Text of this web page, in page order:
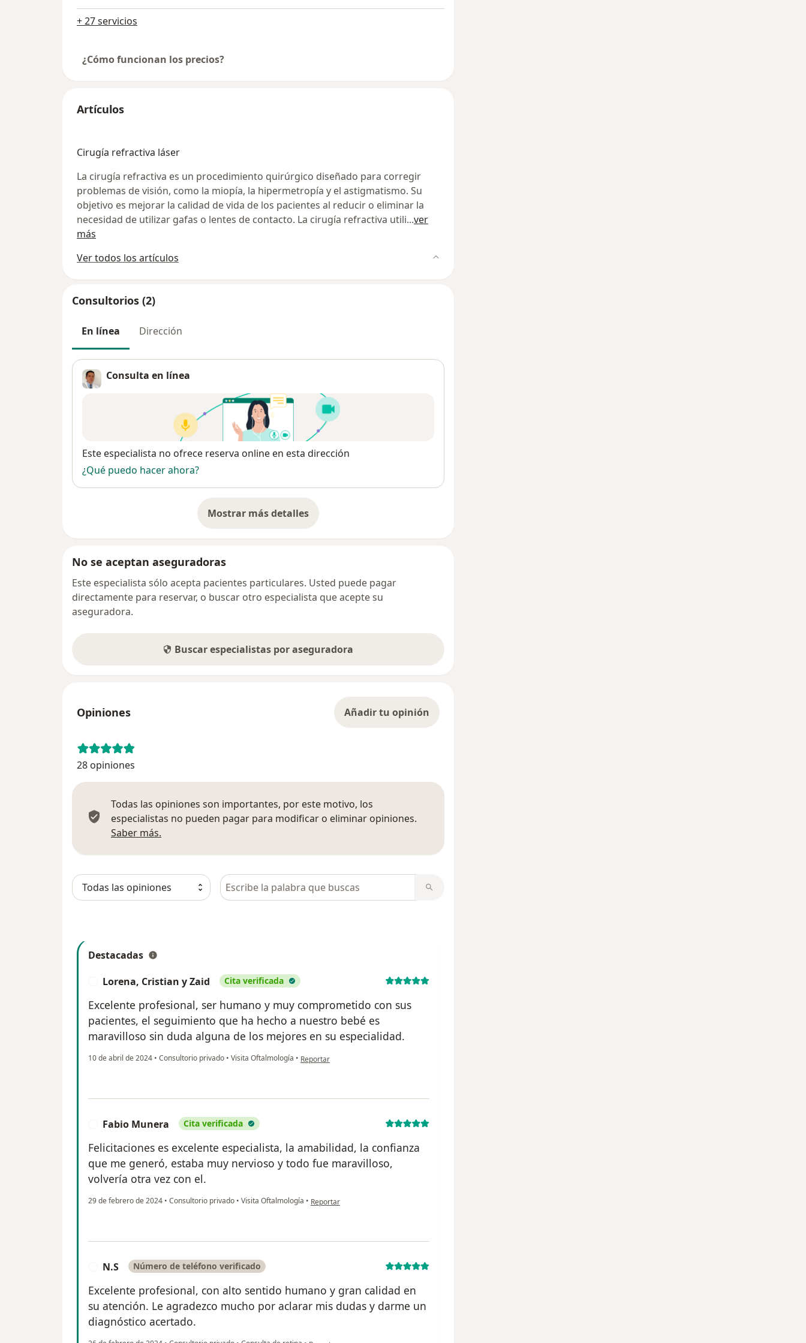
+ 27 servicios
¿Cómo funcionan los precios?
Artículos
Cirugía refractiva láser
La cirugía refractiva es un procedimiento quirúrgico diseñado para corregir
problemas de visión, como la miopía, la hipermetropía y el astigmatismo. Su
objetivo es mejorar la calidad de vida de los pacientes al reducir o eliminar la
necesidad de utilizar gafas o lentes de contacto. La cirugía refractiva utili...ver
más
Ver todos los artículos
Consultorios (2)
En línea Dirección
Consulta en línea
Disponibilidad
Este especialista no ofrece reserva online en esta dirección
¿Qué puedo hacer ahora?
Mostrar más detalles
sobre la dirección
No se aceptan aseguradoras
Este especialista sólo acepta pacientes particulares. Usted puede pagar
directamente para reservar, o buscar otro especialista que acepte su
aseguradora.
Buscar especialistas por aseguradora
Opiniones Añadir tu opinión
28 opiniones
Todas las opiniones son importantes, por este motivo, los
especialistas no pueden pagar para modificar o eliminar opiniones.
Saber más.
Busca en opiniones
Destacadas
Lorena, Cristian y Zaid Cita verificada
Excelente profesional, ser humano y muy comprometido con sus
pacientes, el seguimiento que ha hecho a nuestro bebé es
maravilloso sin duda alguna de los mejores en su especialidad.
10 de abril de 2024 • Consultorio privado • Visita Oftalmología • en opinión del usuario Lorena, Cristian y Zaid
Reportar
Fabio Munera Cita verificada
Felicitaciones es excelente especialista, la amabilidad, la confianza
que me generó, estaba muy nervioso y todo fue maravilloso,
volvería otra vez con el.
29 de febrero de 2024 • Consultorio privado • Visita Oftalmología • en opinión del usuario Fabio Munera
Reportar
N.S Número de teléfono verificado
Excelente profesional, con alto sentido humano y gran calidad en
su atención. Le agradezco mucho por aclarar mis dudas y darme un
diagnóstico acertado.
en opinión del usuario N.S